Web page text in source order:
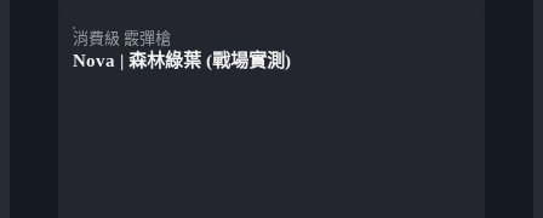
消費級 霰彈槍
Nova | 森林綠葉 (戰場實測)